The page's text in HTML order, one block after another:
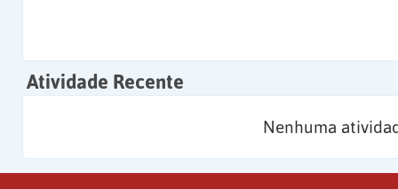
Atividade Recente
Nenhuma